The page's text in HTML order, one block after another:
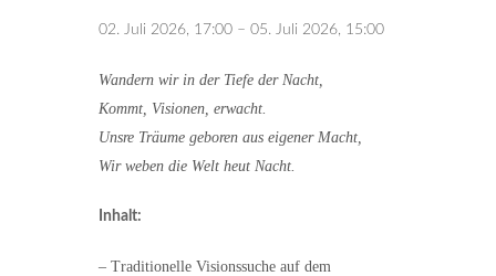
02. Juli 2026, 17:00 – 05. Juli 2026, 15:00
Wandern wir in der Tiefe der Nacht,
Kommt, Visionen, erwacht.
Unsre Träume geboren aus eigener Macht,
Wir weben die Welt heut Nacht.
Inhalt:
– Traditionelle Visionssuche auf dem